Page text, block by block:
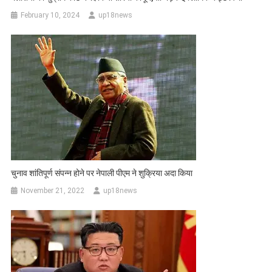
February 10, 2024 up18news
चुनाव शांतिपूर्ण संपन्न होने पर नेपाली पीएम ने शुक्रिया अदा किया
November 21, 2022 up18news